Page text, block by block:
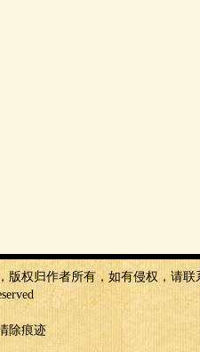
权归作者所有，如有侵权，请联
除痕迹